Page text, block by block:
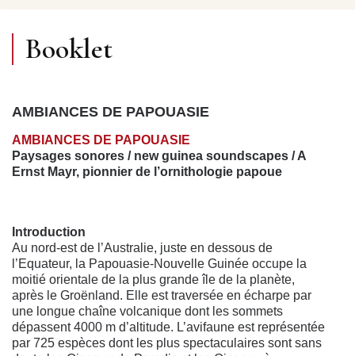
Booklet
AMBIANCES DE PAPOUASIE
AMBIANCES DE PAPOUASIE
Paysages sonores / new guinea soundscapes /A
Ernst Mayr, pionnier de l’ornithologie papoue
Introduction
Au nord-est de l’Australie, juste en dessous de
l’Equateur, la Papouasie-Nouvelle Guinée occupe la
moitié orientale de la plus grande île de la planète,
après le Groënland. Elle est traversée en écharpe par
une longue chaîne volcanique dont les sommets
dépassent 4000 m d’altitude. L’avifaune est représentée
par 725 espèces dont les plus spectaculaires sont sans